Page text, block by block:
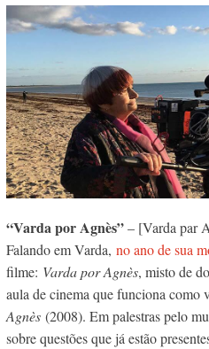
“Varda por Agnès”– [Varda par
Falando em Varda, no ano de sua
filme: Varda por Agnès, misto de
aula de cinema que funciona como
Agnès(2008). Em palestras pelo
sobre questões que já estão